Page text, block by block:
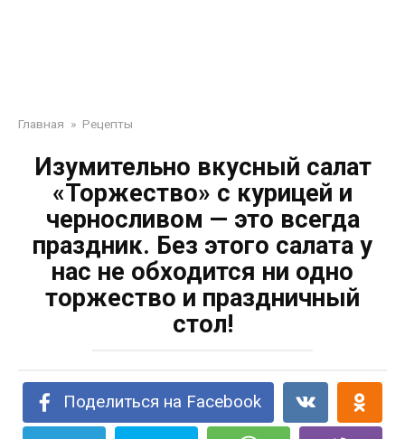
Главная » Рецепты
Изумительно вкусный салат
«Торжество» с курицей и
черносливом — это всегда
праздник. Без этого салата у
нас не обходится ни одно
торжество и праздничный
стол!
Поделиться на Facebook